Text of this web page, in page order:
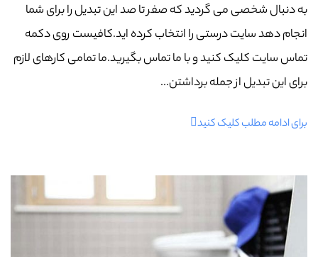
به دنبال شخصی می گردید که صفر تا صد این تبدیل را برای شما
انجام دهد سایت درستی را انتخاب کرده اید.کافیست روی دکمه
تماس سایت کلیک کنید و با ما تماس بگیرید.ما تمامی کارهای لازم
برای این تبدیل از جمله برداشتن...
برای ادامه مطلب کلیک کنید